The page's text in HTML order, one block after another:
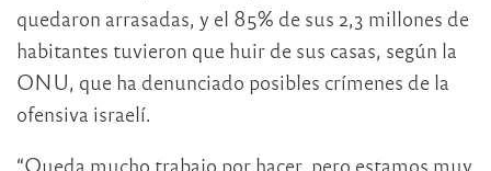
quedaron arrasadas, y el 85% de sus 2,3 millones de
habitantes tuvieron que huir de sus casas, según la
ONU, que ha denunciado posibles crímenes de la
ofensiva israelí.
“Queda mucho trabajo por hacer, pero estamos muy